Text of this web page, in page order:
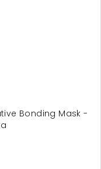
Bonding Mask -